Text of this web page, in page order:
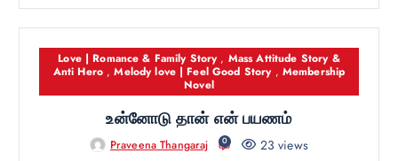
Love | Romance & Family Story, Mass Attitude Story &
Anti Hero,Melody love | Feel Good Story, Membership
Novel
உன்னோடு தான் என் பயணம்
Praveena Thangaraj 0
23 views